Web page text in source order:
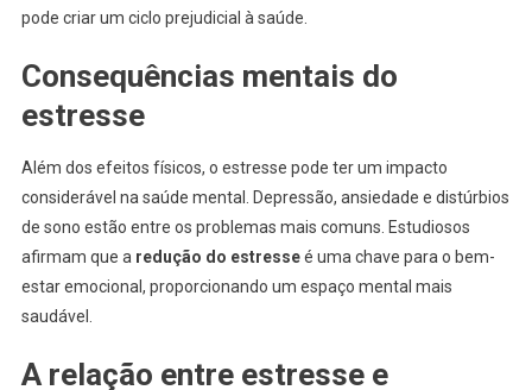
pode criar um ciclo prejudicial à saúde.
Consequências mentais do
estresse
Além dos efeitos físicos, o estresse pode ter um impacto
considerável na saúde mental. Depressão, ansiedade e distúrbios
de sono estão entre os problemas mais comuns. Estudiosos
afirmam que a redução do estresseé uma chave para o bem-
estar emocional, proporcionando um espaço mental mais
saudável.
A relação entre estresse e